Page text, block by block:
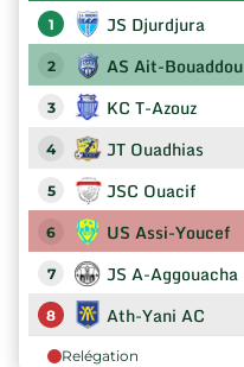
1 JS Djurdjura
2 AS Ait-Bouaddou
3 KC T-Azouz
4 JT Ouadhias
5 JSC Ouacif
6 US Assi-Youcef
7 JS A-Aggouacha
8 Ath-Yani AC
Relégation